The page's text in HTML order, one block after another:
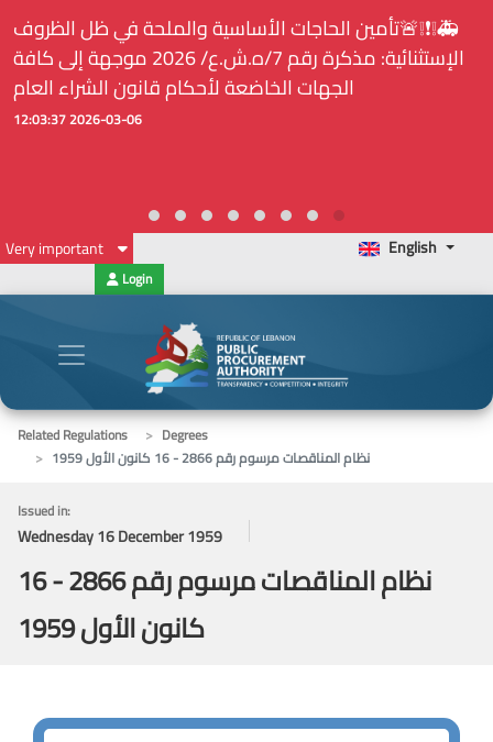
🚑❕❗❕🚨تأمين الحاجات الأساسية والملحة في ظل الظروف
الإستثنائية: مذكرة رقم 7/ه.ش.ع/ 2026 موجهة إلى كافة
الجهات الخاضعة لأحكام قانون الشراء العام
2026-03-06 12:03:37
Very important English
Login
Related Regulations
Degrees
نظام المناقصات مرسوم رقم 2866 - 16 كانون الأول 1959
Issued in:
Wednesday 16 December 1959
نظام المناقصات مرسوم رقم 2866 - 16
كانون الأول 1959